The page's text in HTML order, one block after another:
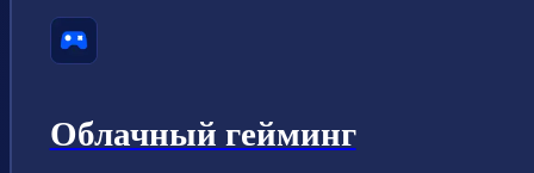
Облачный гейминг